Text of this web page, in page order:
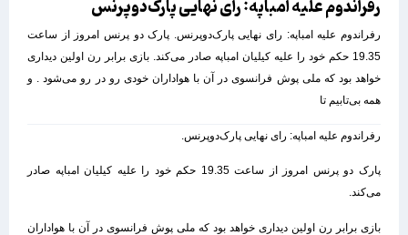
رفراندوم علیه امباپه: رای نهایی پارک‌دوپرنس
رفراندوم علیه امباپه: رای نهایی پارک‌دوپرنس. پارک دو پرنس امروز از ساعت
19.35 حکم خود را علیه کیلیان امباپه صادر می‌کند. بازی برابر رن اولین دیداری
خواهد بود که ملی پوش فرانسوی در آن با هواداران خودی رو در رو می‌شود . و
همه بی‌تابیم تا
رفراندوم علیه امباپه: رای نهایی پارک‌دوپرنس.
پارک دو پرنس امروز از ساعت 19.35 حکم خود را علیه کیلیان امباپه صادر
می‌کند.
بازی برابر رن اولین دیداری خواهد بود که ملی پوش فرانسوی در آن با هواداران